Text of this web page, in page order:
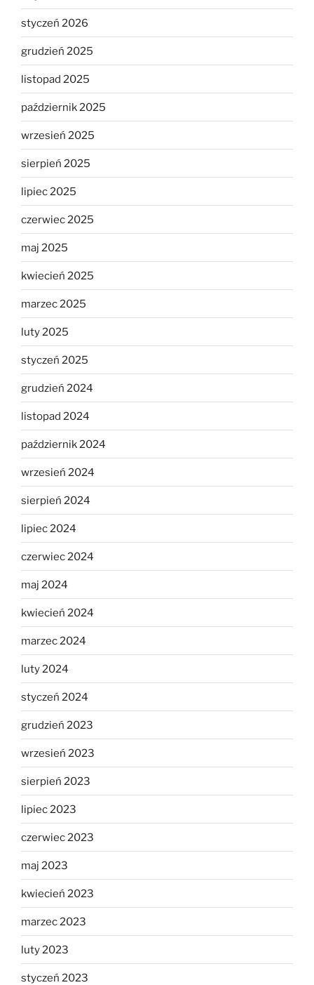
styczeń 2026
grudzień 2025
listopad 2025
październik 2025
wrzesień 2025
sierpień 2025
lipiec 2025
czerwiec 2025
maj 2025
kwiecień 2025
marzec 2025
luty 2025
styczeń 2025
grudzień 2024
listopad 2024
październik 2024
wrzesień 2024
sierpień 2024
lipiec 2024
czerwiec 2024
maj 2024
kwiecień 2024
marzec 2024
luty 2024
styczeń 2024
grudzień 2023
wrzesień 2023
sierpień 2023
lipiec 2023
czerwiec 2023
maj 2023
kwiecień 2023
marzec 2023
luty 2023
styczeń 2023